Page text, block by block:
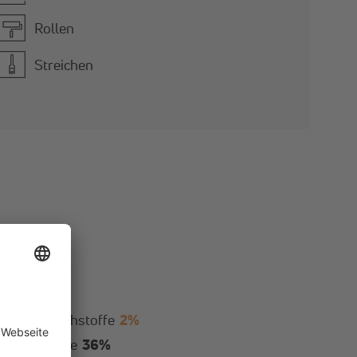
Rollen
Streichen
Rohstoffe 2%
Rohstoffe 36%